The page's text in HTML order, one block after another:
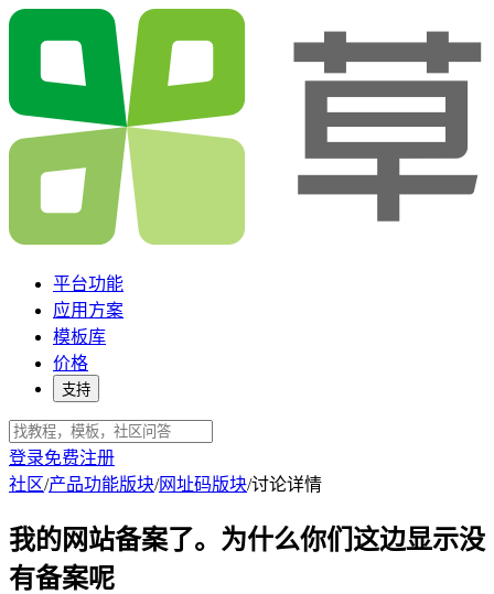
平台功能
应用方案
模板库
价格
支持
登录免费注册
社区/产品功能版块/网址码版块/讨论详情
我的网站备案了。为什么你们这边显示没
有备案呢